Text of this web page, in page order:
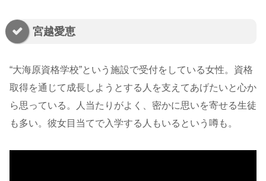
宮越愛恵
“大海原資格学校”という施設で受付をしている女性。資格
取得を通じて成長しようとする人を支えてあげたいと心か
ら思っている。人当たりがよく、密かに思いを寄せる生徒
も多い。彼女目当てで入学する人もいるという噂も。